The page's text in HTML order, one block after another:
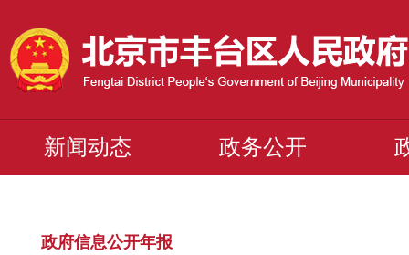
新闻动态 政务公开
政府信息公开年报